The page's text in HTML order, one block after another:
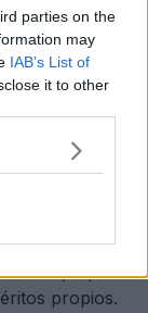
parties on the
may
IAB’s List of
it to other
con una
equipo
Los
a pesar
propios.